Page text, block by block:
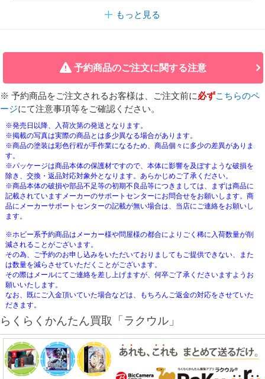
もっと見る
予約商品のご注文に関する注意
※ 予約商品をご注文されるお客様は、ご注文前に必ずこちらのペ
ージにて注意事項等をご確認ください。
※発売日以降、入荷次第の発送となります。
※掲載の写真は実際の商品とは多少異なる場合があります。
※商品の塗装は彩色行程が手作業になるため、商品個々に多少の差異がありま
す。
※パッケージは商品本体の保護材ですので、本体に影響を及ぼすような破損を
除き、交換・返品対応対象外となります。あらかじめご了承ください。
※商品本体の破損や部品不足等の初期不良品等につきましては、まずは商品に
記載されていますメーカーのサポートセンターにお問合せをお願いします。商
品にメーカーサポートセンターの記載が無い場合は、当店にご連絡をお願いし
ます。
※ホビー系予約商品はメーカー様や問屋様の都合によりごく稀に入荷数量が削
減されることがございます。
その為、ご予約のお申し込みをいただいておりましてもご提供できない、また
は数量を減らさせていただくことがございます。
その際はメールにてご連絡を差し上げますが、何卒ご了承くださいますようお
願いいたします。
なお、既にご入金頂いていた場合などは、もちろんご返金の対応をさせていた
だきます。
らくらくかんたん買取「ラクウル」